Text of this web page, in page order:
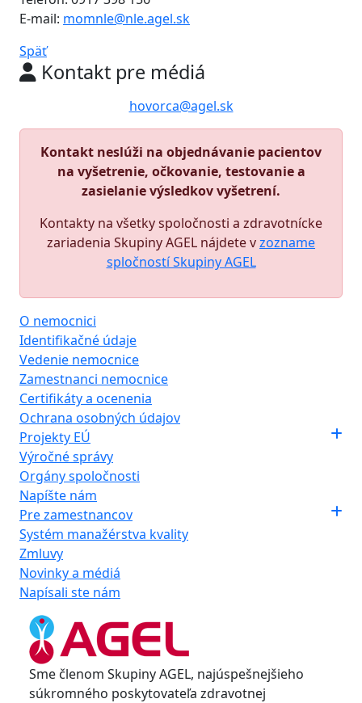
E-mail: momnle@nle.agel.sk
Späť
Kontakt pre médiá
hovorca@agel.sk
Kontakt neslúži na objednávanie pacientov
na vyšetrenie, očkovanie, testovanie a
zasielanie výsledkov vyšetrení.
Kontakty na všetky spoločnosti a zdravotnícke
zariadenia Skupiny AGEL nájdete vzozname
spločností Skupiny AGEL
O nemocnici
Identifikačné údaje
Vedenie nemocnice
Zamestnanci nemocnice
Certifikáty a ocenenia
Ochrana osobných údajov
Projekty EÚ
Výročné správy
Orgány spoločnosti
Napíšte nám
Pre zamestnancov
Systém manažérstva kvality
Zmluvy
Novinky a médiá
Napísali ste nám
Sme členom Skupiny AGEL, najúspešnejšieho
súkromného poskytovateľa zdravotnej